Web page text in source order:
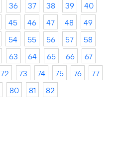
36 37 38 39
40
45 46 47 48
49
54 55 56 57
58
63 64 65 66
67
72 73 74 75 76
77
80 81 82